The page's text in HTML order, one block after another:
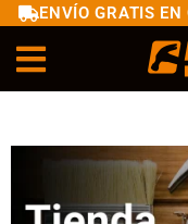
ENVÍO GRATIS